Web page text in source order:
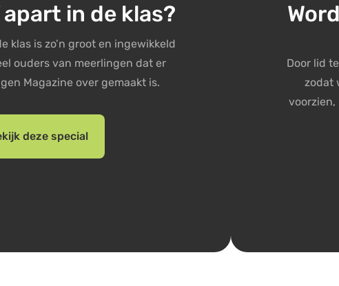
in de klas?
klas is zo’n groot en ingewikkeld
ouders van meerlingen dat er
Magazine over gemaakt is.
deze special
Door lid
zodat